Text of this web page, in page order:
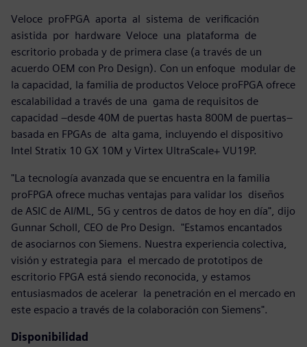
Veloce proFPGA aporta al sistema de verificación
asistida por hardware Veloce una plataforma de
escritorio probada y de primera clase (a través de un
acuerdo OEM con Pro Design). Con un enfoque modular de
la capacidad, la familia de productos Veloce proFPGA ofrece
escalabilidad a través de una gama de requisitos de
capacidad –desde 40M de puertas hasta 800M de puertas–
basada en FPGAs de alta gama, incluyendo el dispositivo
Intel Stratix 10 GX 10M y Virtex UltraScale+ VU19P.
"La tecnología avanzada que se encuentra en la familia
proFPGA ofrece muchas ventajas para validar los diseños
de ASIC de AI/ML, 5G y centros de datos de hoy en día", dijo
Gunnar Scholl, CEO de Pro Design. "Estamos encantados
de asociarnos con Siemens. Nuestra experiencia colectiva,
visión y estrategia para el mercado de prototipos de
escritorio FPGA está siendo reconocida, y estamos
entusiasmados de acelerar la penetración en el mercado en
este espacio a través de la colaboración con Siemens".
Disponibilidad